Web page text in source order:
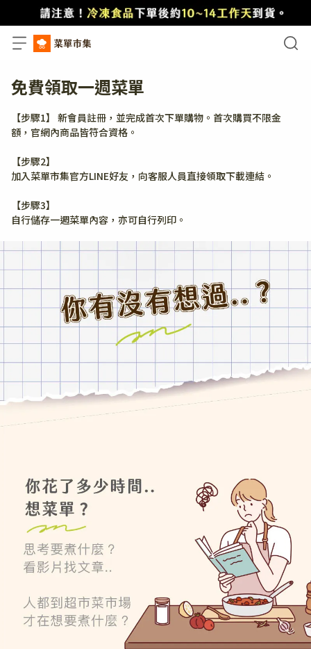
免費領取一週菜單
【步驟1】 新會員註冊，並完成首次下單購物。首次購買不限金
額，官網內商品皆符合資格。
【步驟2】
加入菜單市集官方LINE好友，向客服人員直接領取下載連結。
【步驟3】
自行儲存一週菜單內容，亦可自行列印。